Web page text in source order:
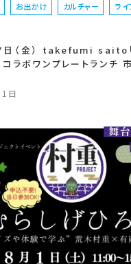
お出かけ カルチャー ライ
7日（金） takefumi saito
コラボワンプレートランチ
日